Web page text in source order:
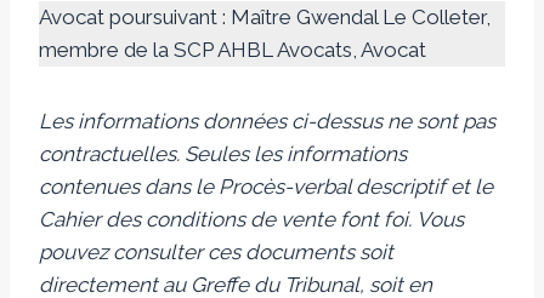
Avocat poursuivant : Maître Gwendal Le Colleter,
membre de la SCP AHBL Avocats, Avocat
Les informations données ci-dessus ne sont pas
contractuelles. Seules les informations
contenues dans le Procès-verbal descriptif et le
Cahier des conditions de vente font foi. Vous
pouvez consulter ces documents soit
directement au Greffe du Tribunal, soit en